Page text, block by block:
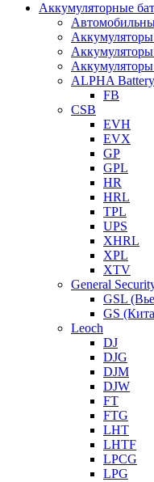
Аккумуляторные
ALPHA Battery
FB
CSB
EVH
EVX
GP
GPL
HR
HRL
TPL
UPS
XHRL
XPL
XTV
General
GSL
GS
Leoch
DJ
DJG
DJM
DJW
FT
FTG
LHT
LHTF
LPCG
LPG